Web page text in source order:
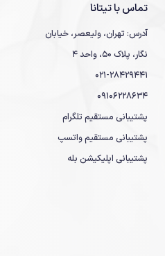
تماس با تیتانا
آدرس: تهران، ولیعصر، خیابان
نگار، پلاک 50، واحد 4
021-28429441
09106228634
پشتیبانی مستقیم تلگرام
پشتیبانی مستقیم واتسپ
پشتیبانی اپلیکیشن بله